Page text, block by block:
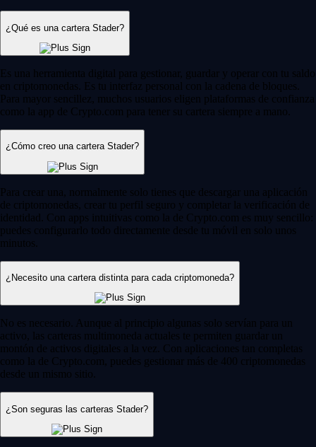
¿Qué es una cartera Stader?
Es una herramienta digital para gestionar, guardar y operar con tu saldo
en criptomonedas. Es tu interfaz personal con la cadena de bloques.
Para mayor sencillez, muchos usuarios eligen plataformas de confianza
como la app de Crypto.com para tener su cartera siempre a mano.
¿Cómo creo una cartera Stader?
Para crear una, normalmente solo tienes que descargar una aplicación
de criptomonedas, crear tu perfil seguro y completar la verificación de
identidad. Con apps intuitivas como la de Crypto.com es muy sencillo:
puedes configurarlo todo directamente desde tu móvil en solo unos
minutos.
¿Necesito una cartera distinta para cada criptomoneda?
No es necesario. Aunque al principio algunas solo servían para un
activo, las carteras multimoneda actuales te permiten guardar un
montón de activos digitales a la vez. Con aplicaciones tan completas
como la de Crypto.com, puedes gestionar más de 400 criptomonedas
desde un mismo sitio.
¿Son seguras las carteras Stader?